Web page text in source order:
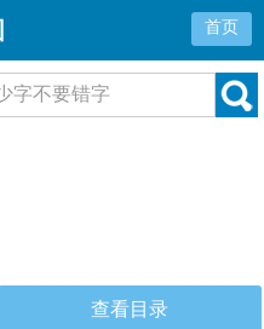
首页
查看目录